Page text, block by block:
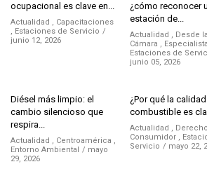
ocupacional es clave en...
Actualidad , Capacitaciones
, Estaciones de Servicio
junio 12, 2026
¿cómo reconocer
estación de...
Actualidad , Desde la
Cámara ,
Estaciones de
junio 05, 2026
Diésel más limpio: el
cambio silencioso que
respira...
Actualidad , Centroamérica ,
Entorno Ambiental
mayo
29, 2026
¿Por qué la calidad
combustible es
Actualidad ,
Consumidor ,
Servicio
mayo 22,